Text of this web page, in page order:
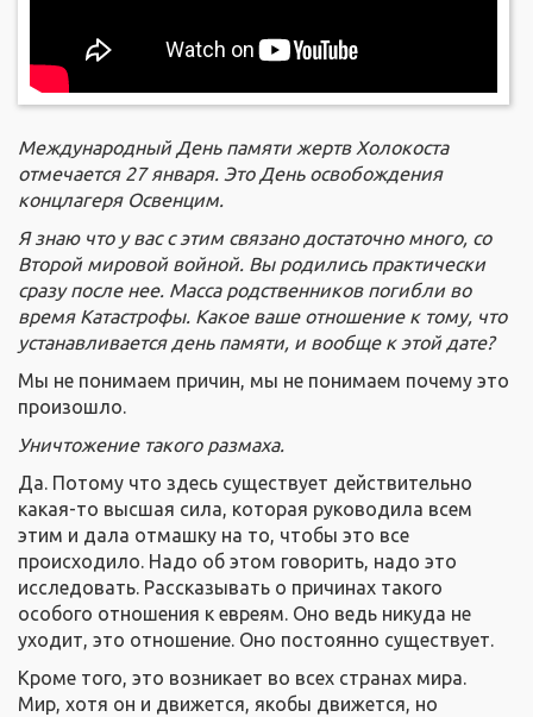
Международный День памяти жертв Холокоста
отмечается 27 января. Это День освобождения
концлагеря Освенцим.
Я знаю что у вас с этим связано достаточно много, со
Второй мировой войной. Вы родились практически
сразу после нее. Масса родственников погибли во
время Катастрофы. Какое ваше отношение к тому, что
устанавливается день памяти, и вообще к этой дате?
Мы не понимаем причин, мы не понимаем почему это
произошло.
Уничтожение такого размаха.
Да. Потому что здесь существует действительно
какая-то высшая сила, которая руководила всем
этим и дала отмашку на то, чтобы это все
происходило. Надо об этом говорить, надо это
исследовать. Рассказывать о причинах такого
особого отношения к евреям. Оно ведь никуда не
уходит, это отношение. Оно постоянно существует.
Кроме того, это возникает во всех странах мира.
Мир, хотя он и движется, якобы движется, но